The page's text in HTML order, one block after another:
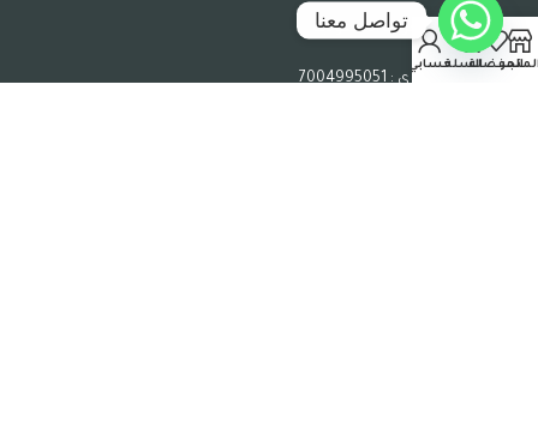
جدة – المملكة العربية السعودية
رقم السجل التجاري : 7004995051
المفضلةالسلةحسابي
تواصل معنا